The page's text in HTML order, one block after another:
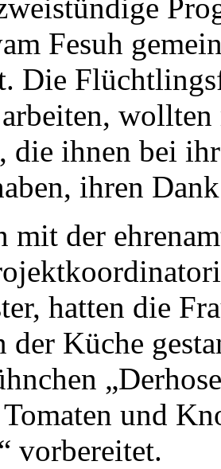
Fesuh
Die
die ihnen bei
ihren
mit der
hatten die
der Küche
und
vorbereitet.